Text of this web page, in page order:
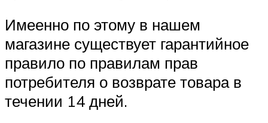
Имеенно по этому в нашем
магазине существует гарантийное
правило по правилам прав
потребителя о возврате товара в
течении 14 дней.